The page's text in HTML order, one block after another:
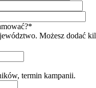
Możesz dodać
termin kampanii.